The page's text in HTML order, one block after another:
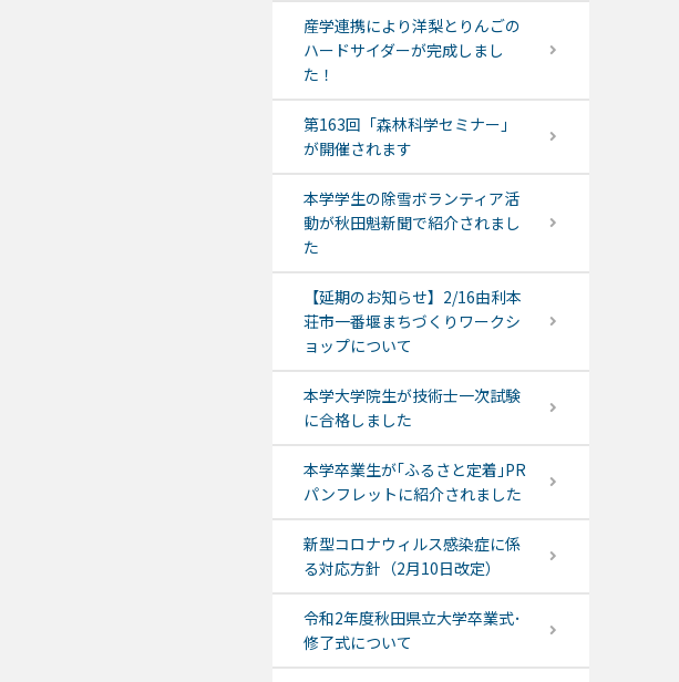
産学連携により洋梨とりんごの
ハードサイダーが完成しまし
た！
第163回「森林科学セミナー」
が開催されます
本学学生の除雪ボランティア活
動が秋田魁新聞で紹介されまし
た
【延期のお知らせ】2/16由利本
荘市一番堰まちづくりワークシ
ョップについて
本学大学院生が技術士一次試験
に合格しました
本学卒業生が｢ふるさと定着｣PR
パンフレットに紹介されました
新型コロナウィルス感染症に係
る対応方針（2月10日改定）
令和2年度秋田県立大学卒業式･
修了式について